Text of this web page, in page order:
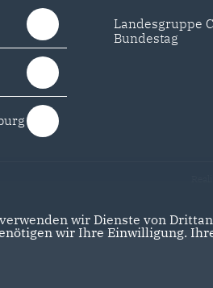
Landesgruppe
Bundestag
wir Dienste von
wir Ihre Einwilligung.